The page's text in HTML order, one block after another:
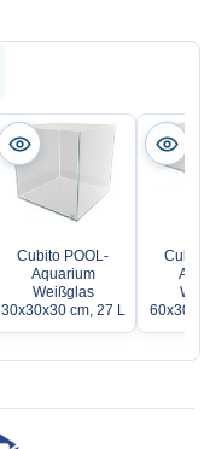
Cubito POOL-
Aquarium
Weißglas
30x30x30 cm, 27 L
Cubito